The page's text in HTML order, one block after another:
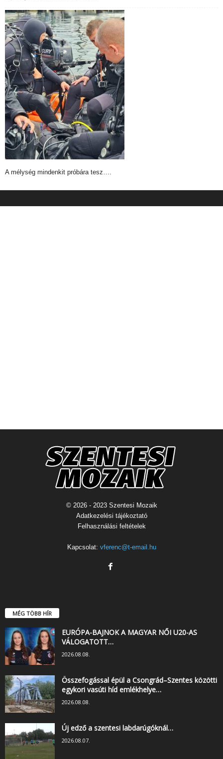
A mélység mindenkit próbára tesz….
© 2026 - 2023 Szentesi Mozaik
Adatkezelési tájékoztató
Felhasználási feltételek
Kapcsolat: vferenc@t-email.hu
MÉG TÖBB HÍR
EURÓPA-BAJNOK A MAGYAR NŐI U20-AS
VÁLOGATOTT…
2026.08.08.
Összefogással épül a Csongrád–Szentes közötti
egykori vasúti híd emlékhelye…
2026.08.08.
Új edző a szentesi labdarúgóknál…
2026.08.07.